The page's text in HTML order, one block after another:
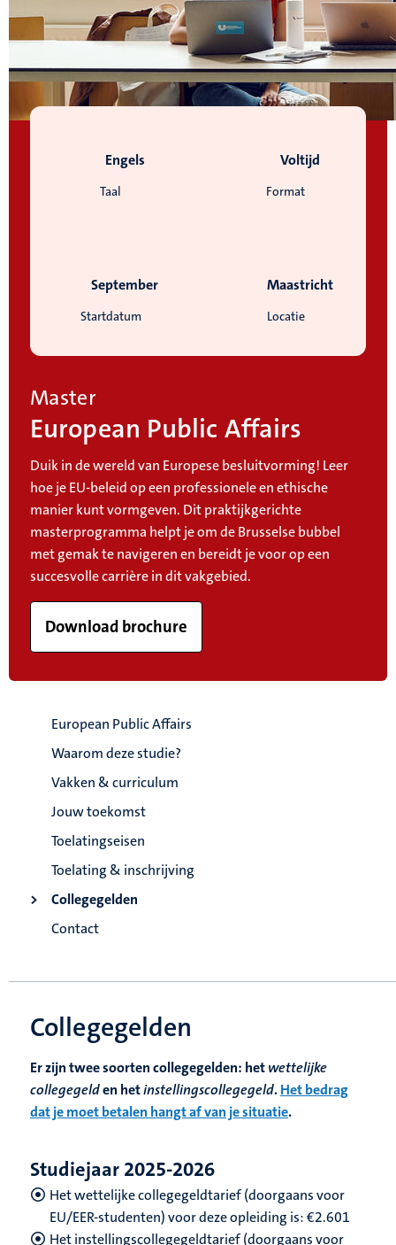
Taal
Engels
Format
Voltijd
Startdatum
September
Locatie
Maastricht
Master
European Public Affairs
Duik in de wereld van Europese besluitvorming! Leer
hoe je EU-beleid op een professionele en ethische
manier kunt vormgeven. Dit praktijkgerichte
masterprogramma helpt je om de Brusselse bubbel
met gemak te navigeren en bereidt je voor op een
succesvolle carrière in dit vakgebied.
Download brochure
European Public Affairs
Waarom deze studie?
Vakken & curriculum
Jouw toekomst
Toelatingseisen
Toelating & inschrijving
Collegegelden
Contact
Collegegelden
Er zijn twee soorten collegegelden: hetwettelijke
collegegelden hetinstellingscollegegeld.Het bedrag
dat je moet betalen hangt af van je situatie.
Studiejaar 2025-2026
Het wettelijke collegegeldtarief (doorgaans voor
EU/EER-studenten) voor deze opleiding is: €2.601
Het instellingscollegegeldtarief (doorgaans voor